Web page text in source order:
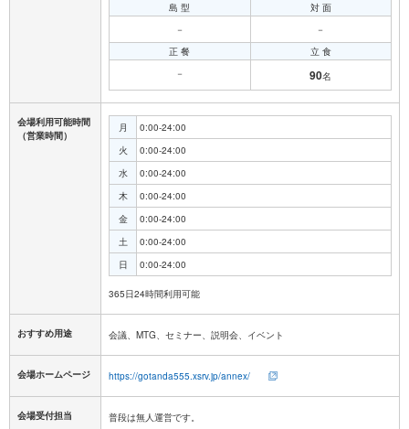
島 型
－
対 面
－
正 餐
－
立 食
90名
会場利用可能時間
（営業時間）
月
0:00-24:00
火
0:00-24:00
水
0:00-24:00
木
0:00-24:00
金
0:00-24:00
土
0:00-24:00
日
0:00-24:00
おすすめ用途 会議、MTG、セミナー、説明会、イベント
会場ホームページ https://gotanda555.xsrv.jp/annex/
会場受付担当 普段は無人運営です。